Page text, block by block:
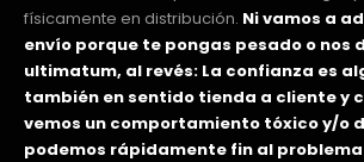
físicamente en distribución. Ni vamos a
envío porque te pongas pesado o nos
ultimatum, al revés: La confianza es
también en sentido tienda a cliente y
vemos un comportamiento tóxico y/o
podemos rápidamente fin al